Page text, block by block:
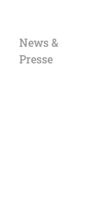
News &
Presse